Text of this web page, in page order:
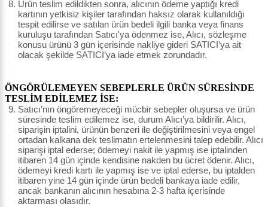
Ürün teslim edildikten sonra, alıcının ödeme yaptığı kredi
kartının yetkisiz kişiler tarafından haksız olarak kullanıldığı
tespit edilirse ve satılan ürün bedeli ilgili banka veya finans
kuruluşu tarafından Satıcı'ya ödenmez ise, Alıcı, sözleşme
konusu ürünü 3 gün içerisinde nakliye gideri SATICI’ya ait
olacak şekilde SATICI’ya iade etmek zorundadır.
ÖNGÖRÜLEMEYEN SEBEPLERLE ÜRÜN SÜRESİNDE
TESLİM EDİLEMEZ İSE:
Satıcı’nın öngöremeyeceği mücbir sebepler oluşursa ve ürün
süresinde teslim edilemez ise, durum Alıcı’ya bildirilir. Alıcı,
siparişin iptalini, ürünün benzeri ile değiştirilmesini veya engel
ortadan kalkana dek teslimatın ertelenmesini talep edebilir. Alıcı
siparişi iptal ederse; ödemeyi nakit ile yapmış ise iptalinden
itibaren 14 gün içinde kendisine nakden bu ücret ödenir. Alıcı,
ödemeyi kredi kartı ile yapmış ise ve iptal ederse, bu iptalden
itibaren yine 14 gün içinde ürün bedeli bankaya iade edilir,
ancak bankanın alıcının hesabına 2-3 hafta içerisinde
aktarması olasıdır.